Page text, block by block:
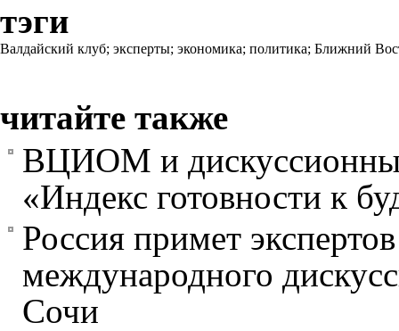
тэги
Валдайский клуб; эксперты; экономика; политика; Ближний
читайте также
ВЦИОМ и
«Индекс готовности к
Россия примет
международного
Сочи